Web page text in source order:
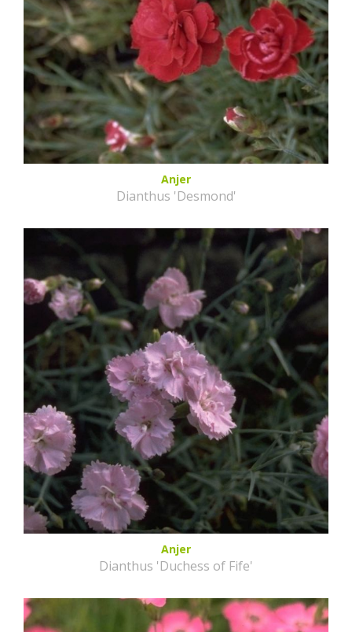
Anjer
Dianthus 'Desmond'
Anjer
Dianthus 'Duchess of Fife'